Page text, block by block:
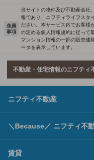
免責
事項
当サイトの物件及び不動産会社
報であり、ニフティライフスタ
ださい。本サービス内でお客様
の定める個人情報規約に従って
マンション情報の一部の販売価
ータを表示しています。
不動産・住宅情報のニフティ
ニフティ不動産
＼Because／ ニフティ不
賃貸